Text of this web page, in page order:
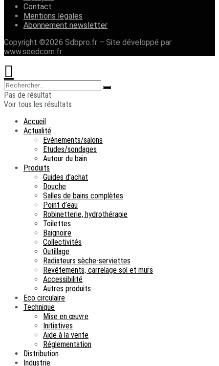
Contact
Mentions légales
Abonnement newsletter
Copyright ©2026 Sdbpro.fr – Site développé par
www.seedcom.fr
Pas de résultat
Voir tous les résultats
Accueil
Actualité
Evénements/salons
Etudes/sondages
Autour du bain
Produits
Guides d’achat
Douche
Salles de bains complètes
Point d’eau
Robinetterie, hydrothérapie
Toilettes
Baignoire
Collectivités
Outillage
Radiateurs sèche-serviettes
Revêtements, carrelage sol et murs
Accessibilité
Autres produits
Eco circulaire
Technique
Mise en œuvre
Initiatives
Aide à la vente
Réglementation
Distribution
Industrie